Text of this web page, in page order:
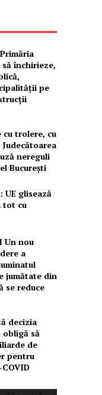
închirieze,
pe
cu trolere, cu
Judecătoarea
nereguli
București
UE glisează
tot cu
Un nou
a
jumătate din
se reduce
decizia
să
de
pentru